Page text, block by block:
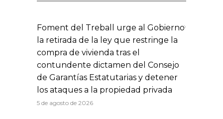
Foment del Treball urge al Gobierno
la retirada de la ley que restringe la
compra de vivienda tras el
contundente dictamen del Consejo
de Garantías Estatutarias y detener
los ataques a la propiedad privada
5 de agosto de 2026